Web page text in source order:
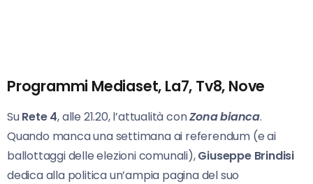
Programmi Mediaset, La7, Tv8, Nove
SuRete 4, alle 21.20, l’attualità conZona bianca.
Quando manca una settimana ai referendum (e ai
ballottaggi delle elezioni comunali),Giuseppe Brindisi
dedica alla politica un’ampia pagina del suo